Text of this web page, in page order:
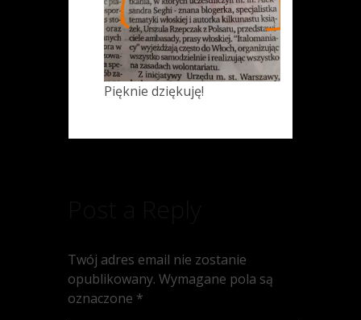
Pięknie dziękuję!
Twój adres email nie zostanie
opublikowany. Wymagane pola są
oznaczone *